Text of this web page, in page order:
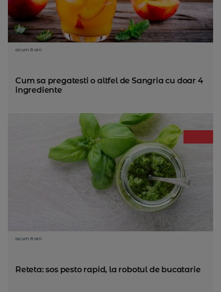
acum 8 ani
Cum sa pregatesti o altfel de Sangria cu doar 4
ingrediente
acum 8 ani
Reteta: sos pesto rapid, la robotul de bucatarie